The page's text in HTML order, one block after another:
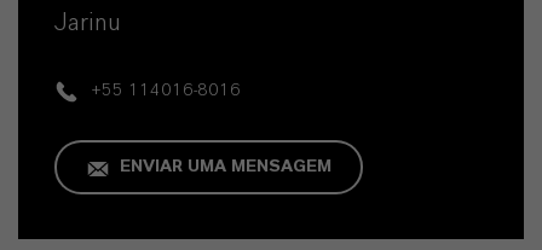
Jarinu
+55 114016-8016
ENVIAR UMA MENSAGEM